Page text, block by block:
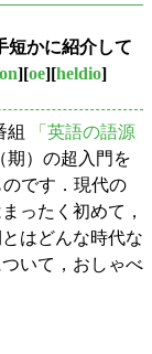
短かに紹介して
][oe][heldio]
組
「英語の語源
期）の超入門を
です．現代の
ったく初めて，
はどんな時代な
いて，おしゃべ